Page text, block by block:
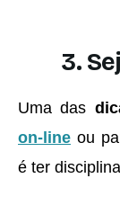
3.
Uma das
on-line ou
é ter